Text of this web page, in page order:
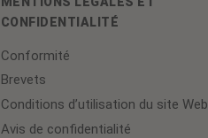
CONFIDENTIALITÉ
Conformité
Brevets
Conditions d’utilisation du site Web
Avis de confidentialité